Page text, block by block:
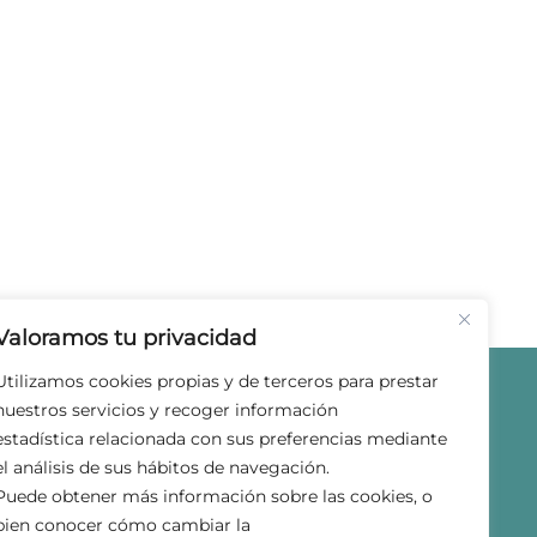
tu privacidad
cookies propias y de terceros para prestar
servicios y recoger información
relacionada con sus preferencias mediante
análisis de sus hábitos de navegación.
obtener más información sobre las cookies, o
conocer cómo cambiar la